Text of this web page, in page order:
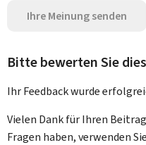
Ihre Meinung senden
Bitte bewerten Sie
Ihr Feedback wurde
Vielen Dank für Ihren
Fragen haben, verwenden